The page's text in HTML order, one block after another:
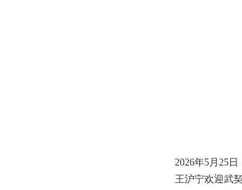
2026年5月25
王沪宁欢迎武